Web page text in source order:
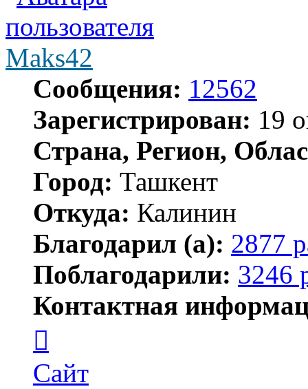
Maks42
Сообщения: 12562
Зарегистрирован: 19
Страна, Регион,
Город: Ташкент
Откуда: Калинин
Благодарил (а): 2877
Поблагодарили: 3246
Контактная
пользователя
Maks42
Сайт